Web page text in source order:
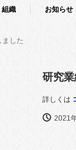
組織 お知らせ
ました
研究
詳しくは
2021